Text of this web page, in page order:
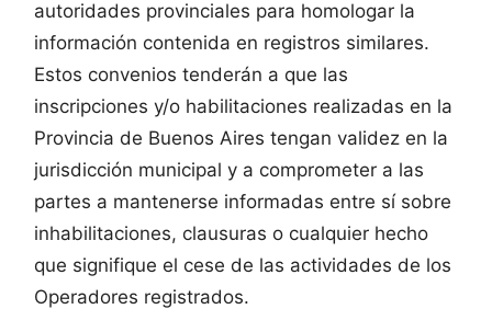
autoridades provinciales para homologar la
información contenida en registros similares.
Estos convenios tenderán a que las
inscripciones y/o habilitaciones realizadas en la
Provincia de Buenos Aires tengan validez en la
jurisdicción municipal y a comprometer a las
partes a mantenerse informadas entre sí sobre
inhabilitaciones, clausuras o cualquier hecho
que signifique el cese de las actividades de los
Operadores registrados.